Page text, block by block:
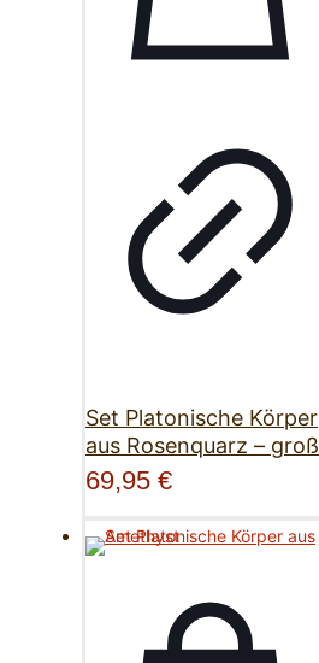
Set Platonische Körper
aus Rosenquarz – groß
69,95 €